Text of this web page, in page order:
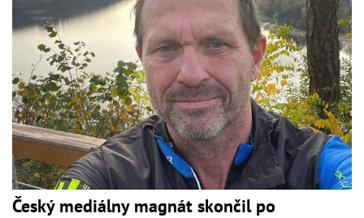
Český mediálny magnát skončil po